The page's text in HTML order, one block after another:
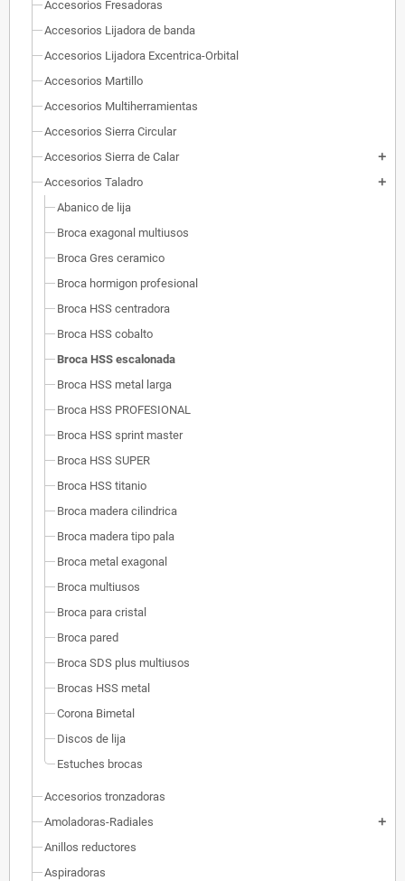
Accesorios Fresadoras
Accesorios Lijadora de banda
Accesorios Lijadora Excentrica-Orbital
Accesorios Martillo
Accesorios Multiherramientas
Accesorios Sierra Circular
Accesorios Sierra de Calar
add
Accesorios Taladro add
Abanico de lija
Broca exagonal multiusos
Broca Gres ceramico
Broca hormigon profesional
Broca HSS centradora
Broca HSS cobalto
Broca HSS escalonada
Broca HSS metal larga
Broca HSS PROFESIONAL
Broca HSS sprint master
Broca HSS SUPER
Broca HSS titanio
Broca madera cilindrica
Broca madera tipo pala
Broca metal exagonal
Broca multiusos
Broca para cristal
Broca pared
Broca SDS plus multiusos
Brocas HSS metal
Corona Bimetal
Discos de lija
Estuches brocas
Accesorios tronzadoras
Amoladoras-Radiales
add
Anillos reductores
Aspiradoras